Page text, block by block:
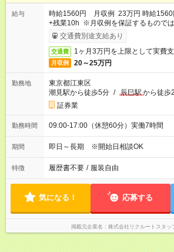
給与
時給1560円 月収例 23万円 時給1560
+残業10h ※月収例を保証するものでは
交通費別途支給あり
交通費 1ヶ月3万円を上限として実費
月収例 20～25万円
勤務地
東京都江東区
潮見駅から徒歩5分 / 辰巳駅から徒歩
証券業
勤務時間 09:00-17:00（休憩60分）実働7時間
期間 即日～長期 ※開始日相談OK
特徴 履歴書不要 / 服装自由
気になる！ 応募する
掲載元企業名 株式会社リクルートスタッ